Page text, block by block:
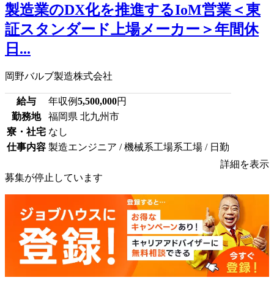
製造業のDX化を推進するIoM営業＜東
証スタンダード上場メーカー＞年間休
日...
岡野バルブ製造株式会社
給与 年収例5,500,000円
勤務地
福岡県 北九州市
寮・社宅 なし
仕事内容 製造エンジニア / 機械系工場系工場 / 日勤
詳細を表示
募集が停止しています